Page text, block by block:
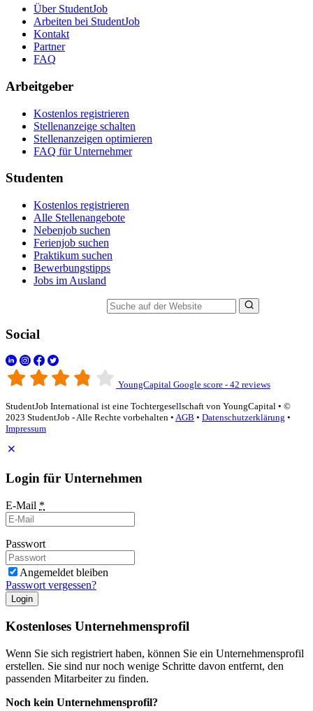
Über StudentJob
Arbeiten bei StudentJob
Kontakt
Partner
FAQ
Arbeitgeber
Kostenlos registrieren
Stellenanzeige schalten
Stellenanzeigen optimieren
FAQ für Unternehmer
Studenten
Kostenlos registrieren
Alle Stellenangebote
Nebenjob suchen
Ferienjob suchen
Praktikum suchen
Bewerbungstipps
Jobs im Ausland
Social
YoungCapital Google score - 42 reviews
StudentJob International ist eine Tochtergesellschaft von YoungCapital • ©
2023 StudentJob - Alle Rechte vorbehalten • AGB • Datenschutzerklärung •
Impressum
Login für Unternehmen
E-Mail *
Passwort
Angemeldet bleiben
Passwort vergessen?
Login
Kostenloses Unternehmensprofil
Wenn Sie sich registriert haben, können Sie ein Unternehmensprofil
erstellen. Sie sind nur noch wenige Schritte davon entfernt, den
passenden Mitarbeiter zu finden.
Noch kein Unternehmensprofil?